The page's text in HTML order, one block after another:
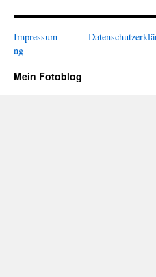
Impressum
ng
Mein Fotoblog